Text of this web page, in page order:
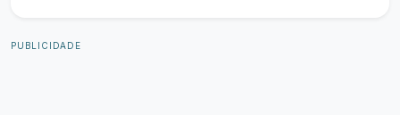
PUBLICIDADE